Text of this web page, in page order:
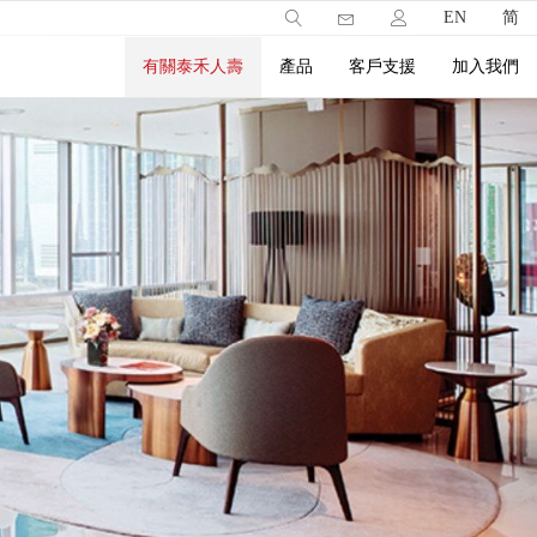
EN 简
有關泰禾人壽 產品 客戶支援 加入我們